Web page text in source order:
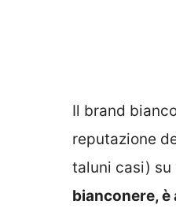
Il brand
reputazione
taluni casi)
bianconere,